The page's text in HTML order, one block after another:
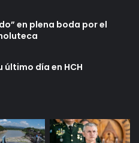
en plena boda por el
último día en HCH